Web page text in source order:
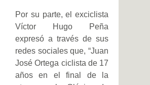
Por su parte, el exciclista
Víctor Hugo Peña
expresó a través de sus
redes sociales que, “Juan
José Ortega ciclista de 17
años en el final de la